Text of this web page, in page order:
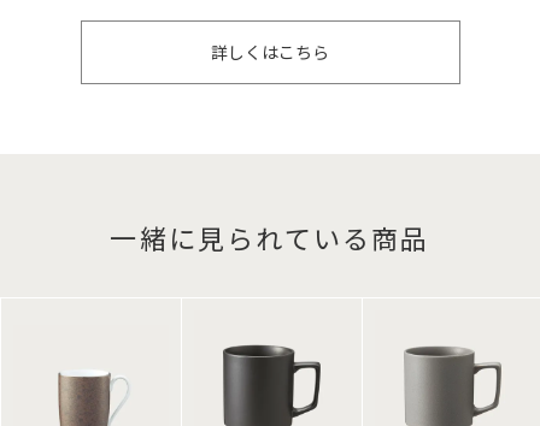
詳しくはこちら
一緒に見られている商品